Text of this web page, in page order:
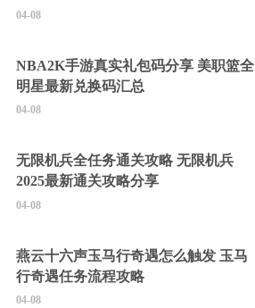
04-08
NBA2K手游真实礼包码分享 美职篮全
明星最新兑换码汇总
04-08
无限机兵全任务通关攻略 无限机兵
2025最新通关攻略分享
04-08
燕云十六声玉马行奇遇怎么触发 玉马
行奇遇任务流程攻略
04-08